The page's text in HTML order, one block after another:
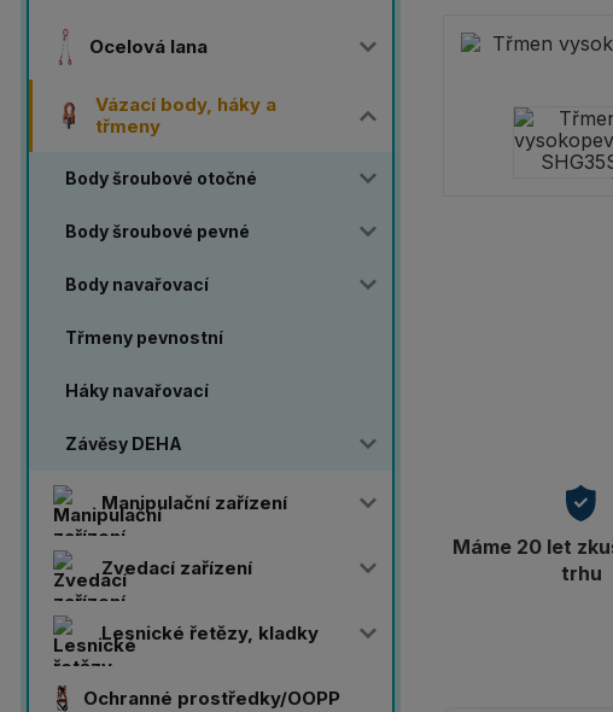
Ocelová lana
Vázací body, háky a
třmeny
Body šroubové otočné
Body šroubové pevné
Body navařovací
Třmeny pevnostní
Háky navařovací
Závěsy DEHA
Manipulační zařízení
Zvedací zařízení
Lesnické řetězy, kladky
Ochranné prostředky/OOPP
Máme 20 let
trhu